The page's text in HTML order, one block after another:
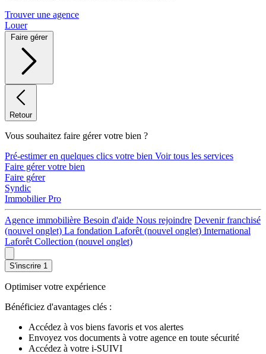
Trouver une agence
Louer
Faire gérer
Retour
Vous souhaitez faire gérer votre bien ?
Pré-estimer en quelques clics votre bien Voir tous les services
Faire gérer votre bien
Faire gérer
Syndic
Immobilier Pro
Agence immobilière Besoin d'aide Nous rejoindre Devenir franchisé
(nouvel onglet) La fondation Laforêt (nouvel onglet) International
Laforêt Collection (nouvel onglet)
S'inscrire 1
Optimiser votre expérience
Bénéficiez d'avantages clés :
Accédez à vos biens favoris et vos alertes
Envoyez vos documents à votre agence en toute sécurité
Accédez à votre i-SUIVI